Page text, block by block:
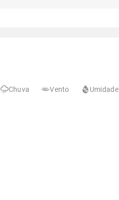
Chuva Vento Umidade